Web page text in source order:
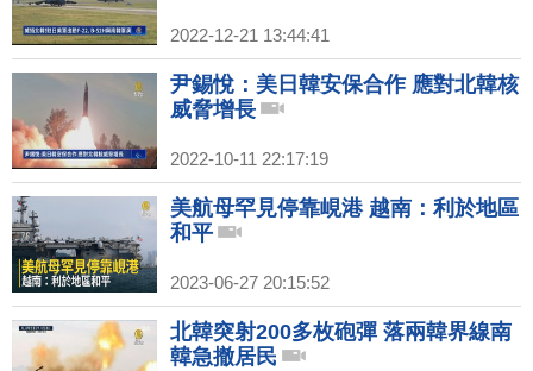
2022-12-21 13:44:41
尹錫悅：美日韓安保合作 應對北韓核
威脅增長
2022-10-11 22:17:19
美航母罕見停靠峴港 越南：利於地區
和平
2023-06-27 20:15:52
北韓突射200多枚砲彈 落兩韓界線南
韓急撤居民